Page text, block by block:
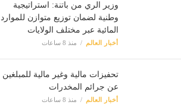
وزير الري من باتنة: استراتيجية
وطنية لضمان توزيع متوازن للموارد
المائية عبر مختلف الولايات
أخبار العالم منذ 8 ساعات
تحفيزات مالية وغير مالية للمبلغين
عن جرائم المخدرات
أخبار العالم منذ 8 ساعات